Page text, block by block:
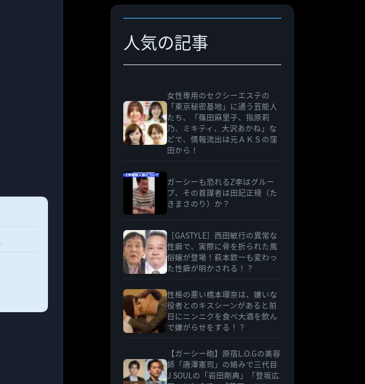
リ
ー
人気の記事
女性専用のセクシーエステの
「東京秘密基地」に通う芸能人
たち、「篠田麻里子、指原莉
乃、ミキティ、大沢あかね」な
どで、情報流出は元ＡＫＳの窪
田から！
ガーシーも恐れるZ李はグルー
プ、その首謀者は田記正規（た
きまさのり）か？
［GASTYLE］西田敏行の異常な
性癖で、実際に骨を折られた風
俗嬢が登場！萩本欽一も変わっ
た性癖が明かされる！？
性格の悪い橋本環奈は、嫌いな
役者とのキスシーンがあると前
日にニンニクを食べ大酒を飲ん
で嫌がらせをする！？
【ガーシー砲】原宿L.O.Gの美容
師「唐澤憲司」の絡みで三代目
J SOULの「岩田剛典」「登坂広